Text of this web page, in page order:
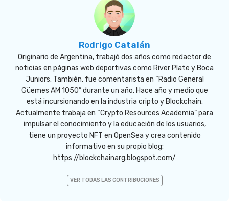
Rodrigo Catalán
Originario de Argentina, trabajó dos años como redactor de
noticias en páginas web deportivas como River Plate y Boca
Juniors. También, fue comentarista en “Radio General
Güemes AM 1050” durante un año. Hace año y medio que
está incursionando en la industria cripto y Blockchain.
Actualmente trabaja en “Crypto Resources Academia” para
impulsar el conocimiento y la educación de los usuarios,
tiene un proyecto NFT en OpenSea y crea contenido
informativo en su propio blog:
https://blockchainarg.blogspot.com/
VER TODAS LAS CONTRIBUCIONES